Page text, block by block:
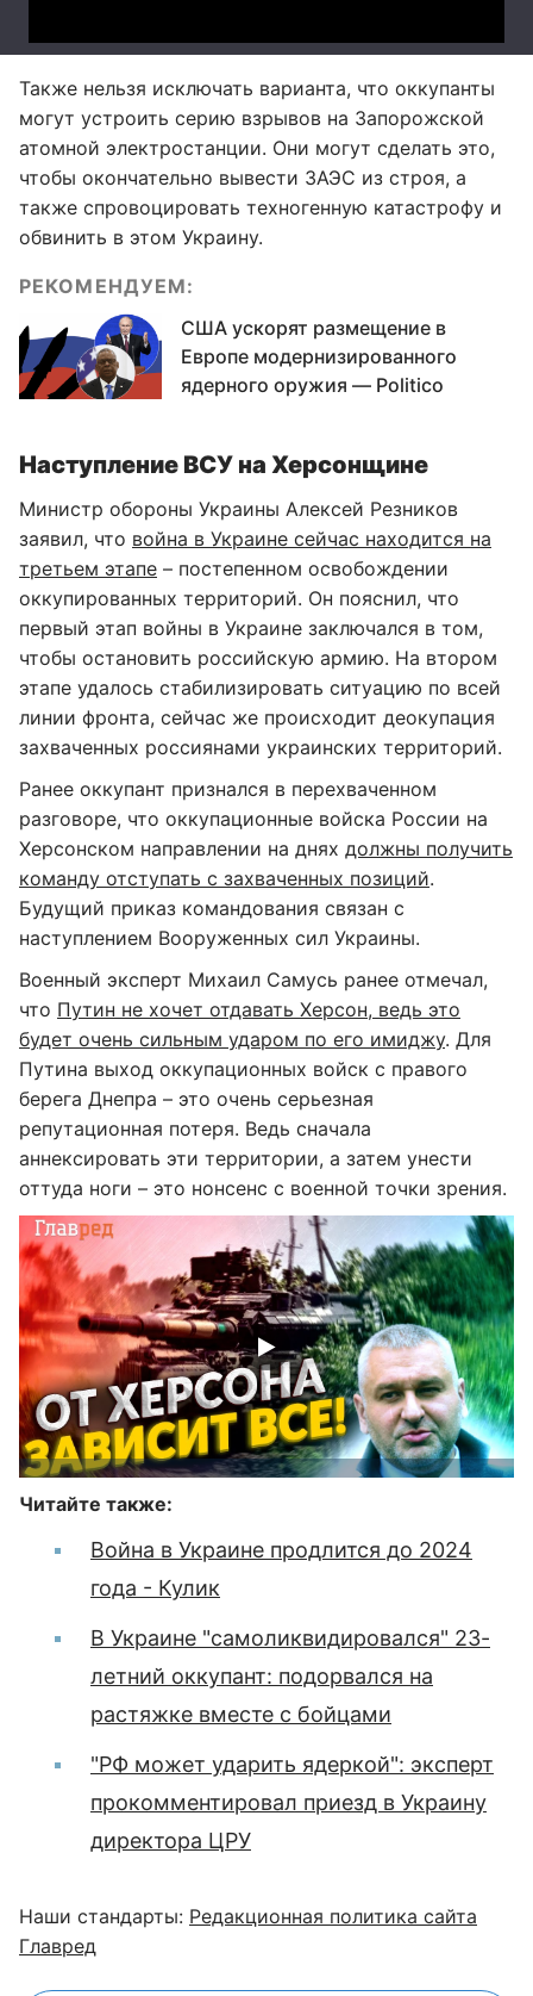
Также нельзя исключать варианта, что оккупанты
могут устроить серию взрывов на Запорожской
атомной электростанции. Они могут сделать это,
чтобы окончательно вывести ЗАЭС из строя, а
также спровоцировать техногенную катастрофу и
обвинить в этом Украину.
РЕКОМЕНДУЕМ:
США ускорят размещение в
Европе модернизированного
ядерного оружия — Politico
Наступление ВСУ на Херсонщине
Министр обороны Украины Алексей Резников
заявил, что война в Украине сейчас находится на
третьем этапе – постепенном освобождении
оккупированных территорий. Он пояснил, что
первый этап войны в Украине заключался в том,
чтобы остановить российскую армию. На втором
этапе удалось стабилизировать ситуацию по всей
линии фронта, сейчас же происходит деокупация
захваченных россиянами украинских территорий.
Ранее оккупант признался в перехваченном
разговоре, что оккупационные войска России на
Херсонском направлении на днях должны получить
команду отступать с захваченных позиций.
Будущий приказ командования связан с
наступлением Вооруженных сил Украины.
Военный эксперт Михаил Самусь ранее отмечал,
что Путин не хочет отдавать Херсон, ведь это
будет очень сильным ударом по его имиджу. Для
Путина выход оккупационных войск с правого
берега Днепра – это очень серьезная
репутационная потеря. Ведь сначала
аннексировать эти территории, а затем унести
оттуда ноги – это нонсенс с военной точки зрения.
Читайте также:
Война в Украине продлится до 2024
года - Кулик
В Украине "самоликвидировался" 23-
летний оккупант: подорвался на
растяжке вместе с бойцами
"РФ может ударить ядеркой": эксперт
прокомментировал приезд в Украину
директора ЦРУ
Наши стандарты: Редакционная политика сайта
Главред